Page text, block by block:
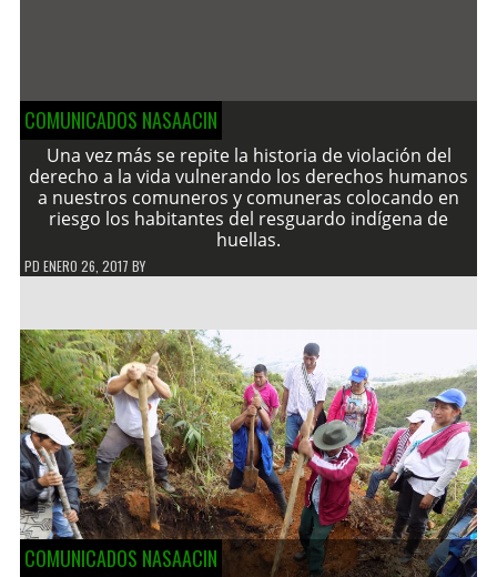
COMUNICADOS NASAACIN
Una vez más se repite la historia de violación del
derecho a la vida vulnerando los derechos humanos
a nuestros comuneros y comuneras colocando en
riesgo los habitantes del resguardo indígena de
huellas.
PD ENERO 26, 2017 BY
COMUNICADOS NASAACIN